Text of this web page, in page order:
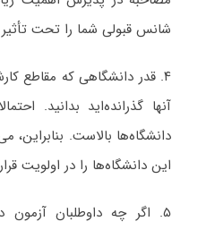
شانس قبولی شما را تحت تأثیر
۴. قدر دانشگاهی که مقاطع
آنها گذرانده‌اید بدانید.
دانشگاه‌ها بالاست. بنابراین،
این دانشگاه‌ها را در اولویت
۵. اگر چه داوطلبان آزمون